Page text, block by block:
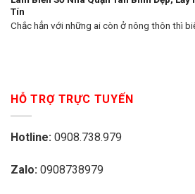
Tín
Chắc hẳn với những ai còn ở nông thôn thì
HỖ TRỢ TRỰC TUYẾN
Hotline: 0908.738.979
Zalo: 0908738979